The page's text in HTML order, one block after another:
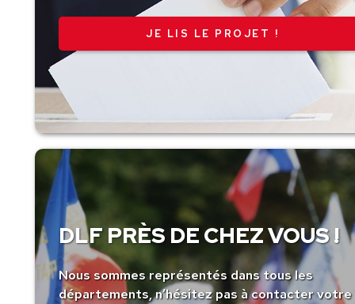
JE LIS LE PROJET !
DLF PRÈS DE CHEZ VOUS !
Nous sommes représentés dans tous les
départements, n’hésitez pas à contacter votre